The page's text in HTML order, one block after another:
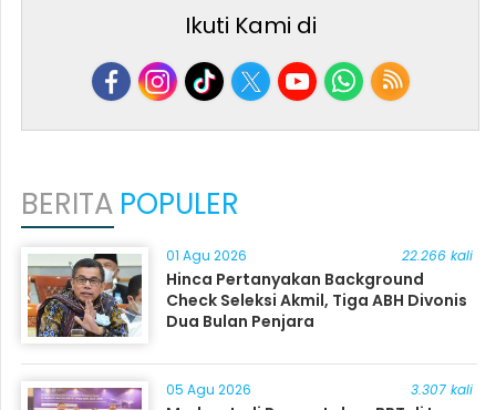
Ikuti Kami di
BERITA POPULER
01 Agu 2026 22.266 kali
Hinca Pertanyakan Background
Check Seleksi Akmil, Tiga ABH Divonis
Dua Bulan Penjara
05 Agu 2026 3.307 kali